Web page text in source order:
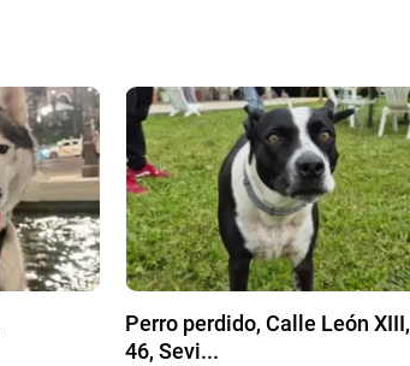
Perro perdido, Calle León XIII,
46, Sevi...